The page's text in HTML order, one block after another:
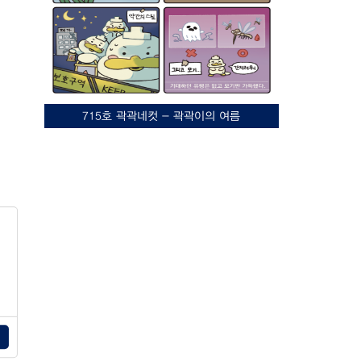
715호 곽곽네컷 - 곽곽이의 여름